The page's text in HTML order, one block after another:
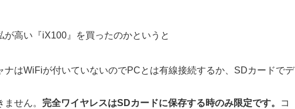
高い『iX100』を買ったのかというと
ナはWiFiが付いていないのでPCとは有線接続するか、SDカードでデ
せん。 完全ワイヤレスはSDカードに保存する時のみ限定です。
コ